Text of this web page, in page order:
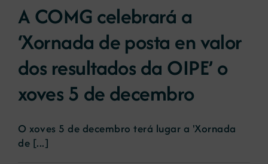
A COMG celebrará a
‘Xornada de posta en valor
dos resultados da OIPE’ o
xoves 5 de decembro
O xoves 5 de decembro terá lugar a 'Xornada
de [...]